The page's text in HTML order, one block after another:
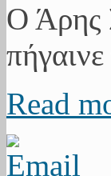
Ο Άρης
Read